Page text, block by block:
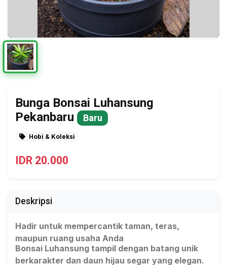
Bunga Bonsai Luhansung
Pekanbaru
Baru
Hobi & Koleksi
IDR 20.000
Deskripsi
Hadir untuk mempercantik taman, teras,
maupun ruang usaha Anda
Bonsai Luhansung tampil dengan batang unik
berkarakter dan daun hijau segar yang elegan.